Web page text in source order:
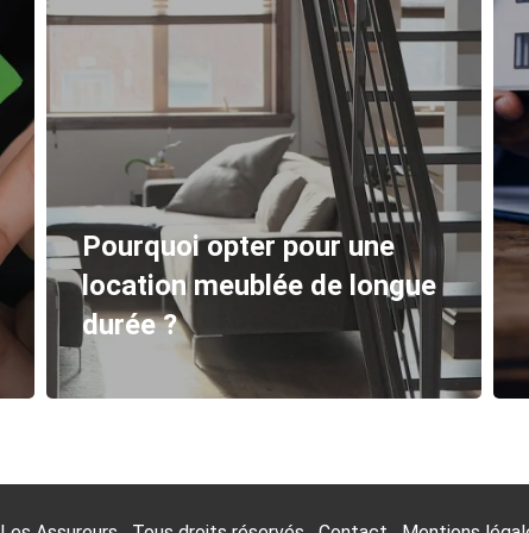
Tout savoir sur le métier de
chasseur de bien immobilier